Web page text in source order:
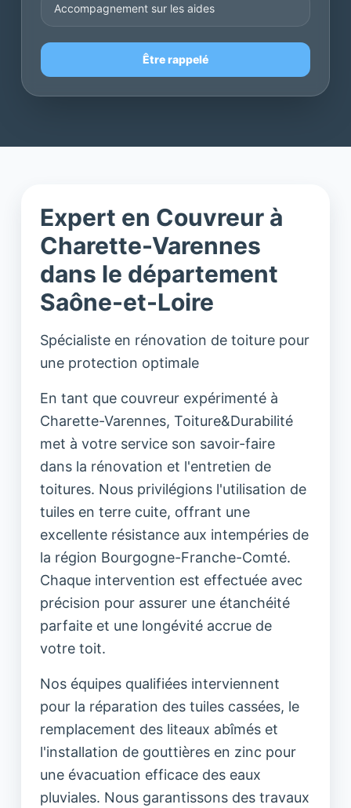
Accompagnement sur les aides
Être rappelé
Expert en Couvreur à
Charette-Varennes
dans le département
Saône-et-Loire
Spécialiste en rénovation de toiture pour
une protection optimale
En tant que couvreur expérimenté à
Charette-Varennes, Toiture&Durabilité
met à votre service son savoir-faire
dans la rénovation et l'entretien de
toitures. Nous privilégions l'utilisation de
tuiles en terre cuite, offrant une
excellente résistance aux intempéries de
la région Bourgogne-Franche-Comté.
Chaque intervention est effectuée avec
précision pour assurer une étanchéité
parfaite et une longévité accrue de
votre toit.
Nos équipes qualifiées interviennent
pour la réparation des tuiles cassées, le
remplacement des liteaux abîmés et
l'installation de gouttières en zinc pour
une évacuation efficace des eaux
pluviales. Nous garantissons des travaux